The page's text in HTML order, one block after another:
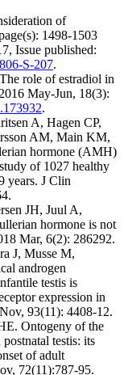
of
1498-1503
Issue published:
S-207.
role of estradiol in
May-Jun, 18(3):
.
A, Hagen CP,
AM, Main KM,
hormone (AMH)
of 1027 healthy
years. J Clin
JH, Juul A,
hormone is not
Mar, 6(2): 286292.
J, Musse M,
androgen
testis is
expression in
93(11): 4408-12.
Ontogeny of the
testis: its
of adult
72(11):787-95.